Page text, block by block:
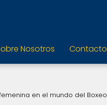
Nosotros Contacto
en el mundo del Boxeo